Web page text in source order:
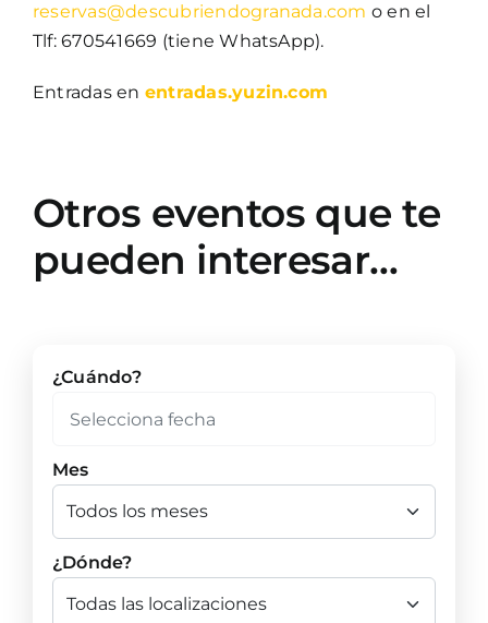
reservas@descubriendogranada.com o en el
Tlf: 670541669 (tiene WhatsApp).
Entradas en entradas.yuzin.com
Otros eventos que te
pueden interesar…
¿Cuándo?
Mes
¿Dónde?